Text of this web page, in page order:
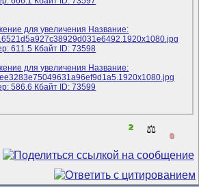
2 ⚖️
0